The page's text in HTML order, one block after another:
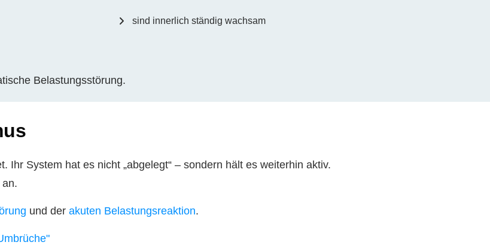
sind innerlich ständig wachsam
Belastungsstörung.
Ihr System hat es nicht „abgelegt“ – sondern hält es weiterhin aktiv.
und der akuten Belastungsreaktion.